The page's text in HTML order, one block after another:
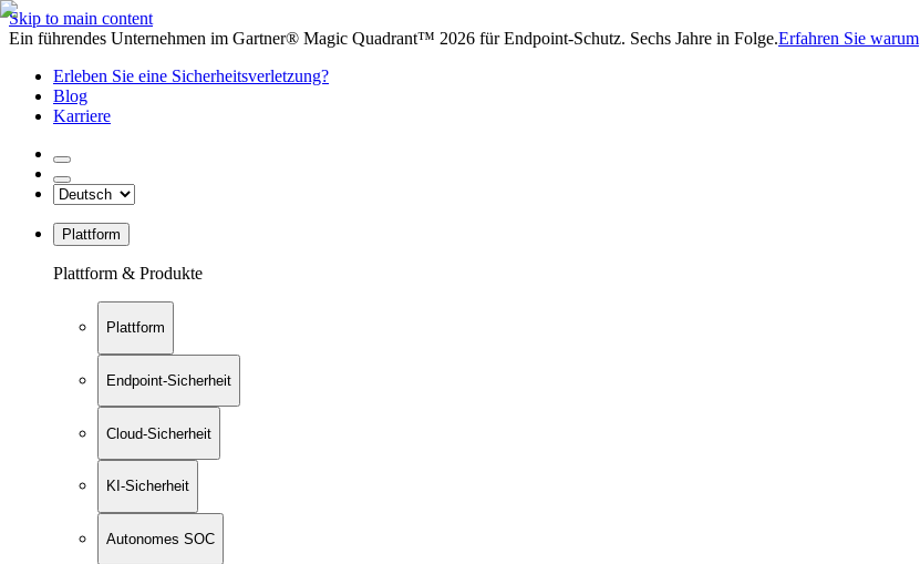
Skip to main content
Ein führendes Unternehmen im Gartner® Magic Quadrant™ 2026 für Endpoint-Schutz. Sechs Jahre in Folge.Erfahren Sie warum
Erleben Sie eine Sicherheitsverletzung?
Blog
Karriere
Plattform
Plattform & Produkte
Plattform
Endpoint-Sicherheit
Cloud-Sicherheit
KI-Sicherheit
Autonomes SOC